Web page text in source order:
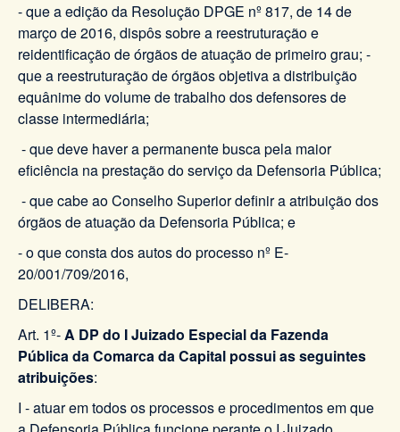
- que a edição da Resolução DPGE nº 817, de 14 de
março de 2016, dispôs sobre a reestruturação e
reidentificação de órgãos de atuação de primeiro grau; -
que a reestruturação de órgãos objetiva a distribuição
equânime do volume de trabalho dos defensores de
classe intermediária;
- que deve haver a permanente busca pela maior
eficiência na prestação do serviço da Defensoria Pública;
- que cabe ao Conselho Superior definir a atribuição dos
órgãos de atuação da Defensoria Pública; e
- o que consta dos autos do processo nº E-
20/001/709/2016,
DELIBERA:
Art. 1º-A DP do I Juizado Especial da Fazenda
Pública da Comarca da Capital possui as seguintes
atribuições:
I - atuar em todos os processos e procedimentos em que